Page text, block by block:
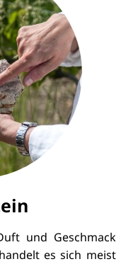
und Geschmack
es sich meist